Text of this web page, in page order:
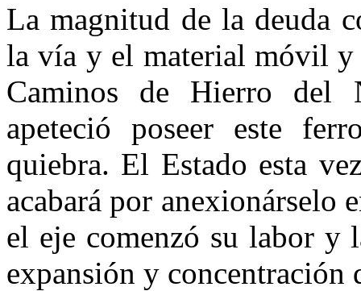
La magnitud de la deuda
la vía y el material móvil y
Caminos de Hierro del
apeteció poseer este
quiebra. El Estado esta
acabará por anexionárselo
el eje comenzó su labor y
expansión y concentración